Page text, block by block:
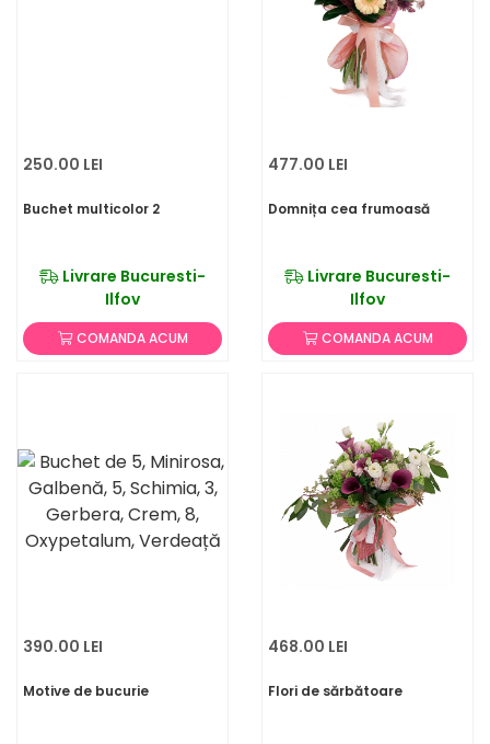
250.00 LEI
Buchet multicolor 2
Livrare Bucuresti-
Ilfov
COMANDA ACUM
477.00 LEI
Domnița cea frumoasă
Livrare Bucuresti-
Ilfov
COMANDA ACUM
390.00 LEI
Motive de bucurie
468.00 LEI
Flori de sărbătoare